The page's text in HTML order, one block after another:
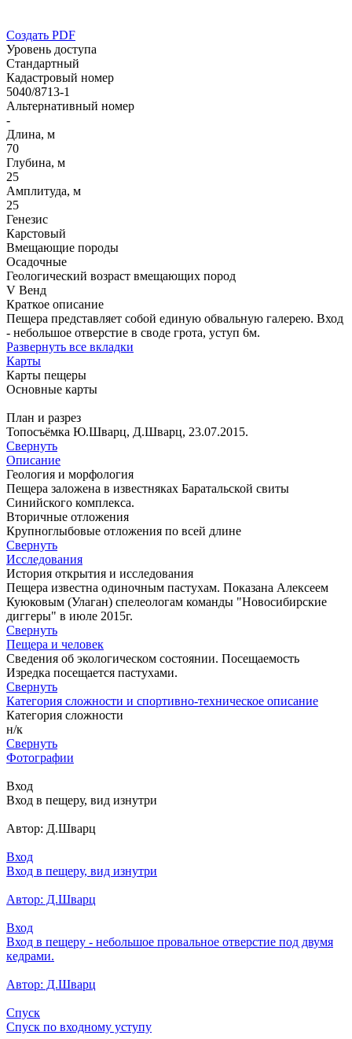
Создать PDF
Уровень доступа
Стандартный
Кадастровый номер
5040/8713-1
Альтернативный номер
-
Длина, м
70
Глубина, м
25
Амплитуда, м
25
Генезис
Карстовый
Вмещающие породы
Осадочные
Геологический возраст вмещающих пород
V Венд
Краткое описание
Пещера представляет собой единую обвальную галерею. Вход
- небольшое отверстие в своде грота, уступ 6м.
Развернуть все вкладки
Карты
Карты пещеры
Основные карты
План и разрез
Топосъёмка Ю.Шварц, Д.Шварц, 23.07.2015.
Свернуть
Описание
Геология и морфология
Пещера заложена в известняках Баратальской свиты
Синийского комплекса.
Вторичные отложения
Крупноглыбовые отложения по всей длине
Свернуть
Исследования
История открытия и исследования
Пещера известна одиночным пастухам. Показана Алексеем
Куюковым (Улаган) спелеологам команды "Новосибирские
диггеры" в июле 2015г.
Свернуть
Пещера и человек
Сведения об экологическом состоянии. Посещаемость
Изредка посещается пастухами.
Свернуть
Категория сложности и спортивно-техническое описание
Категория сложности
н/к
Свернуть
Фотографии
Вход
Вход в пещеру, вид изнутри
Автор: Д.Шварц
Вход
Вход в пещеру, вид изнутри
Автор: Д.Шварц
Вход
Вход в пещеру - небольшое провальное отверстие под двумя
кедрами.
Автор: Д.Шварц
Спуск
Спуск по входному уступу